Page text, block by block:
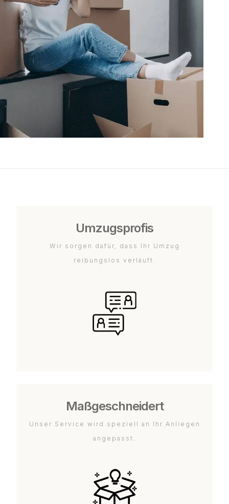
Umzugsprofis
Wir sorgen dafür, dass Ihr Umzug
reibungslos verläuft.
Maßgeschneidert
Unser Service wird speziell an Ihr Anliegen
angepasst.